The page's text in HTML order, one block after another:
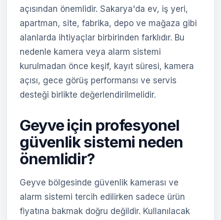
açısından önemlidir. Sakarya'da ev, iş yeri,
apartman, site, fabrika, depo ve mağaza gibi
alanlarda ihtiyaçlar birbirinden farklıdır. Bu
nedenle kamera veya alarm sistemi
kurulmadan önce keşif, kayıt süresi, kamera
açısı, gece görüş performansı ve servis
desteği birlikte değerlendirilmelidir.
Geyve için profesyonel
güvenlik sistemi neden
önemlidir?
Geyve bölgesinde güvenlik kamerası ve
alarm sistemi tercih edilirken sadece ürün
fiyatına bakmak doğru değildir. Kullanılacak